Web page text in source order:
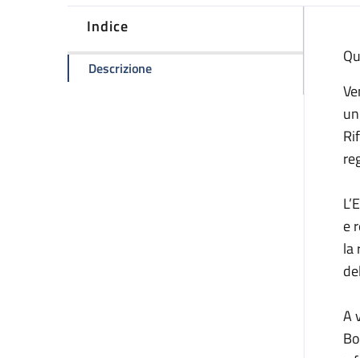
Indice
Descrizionedella pagina Compie venticinque
e
la
A